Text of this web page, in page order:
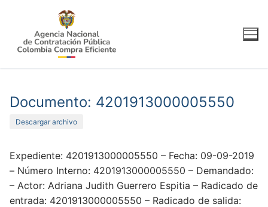
contenido
Documento: 4201913000005550
Descargar archivo
Expediente: 4201913000005550 – Fecha: 09-09-2019
– Número Interno: 4201913000005550 – Demandado:
– Actor: Adriana Judith Guerrero Espitia – Radicado de
entrada: 4201913000005550 – Radicado de salida: